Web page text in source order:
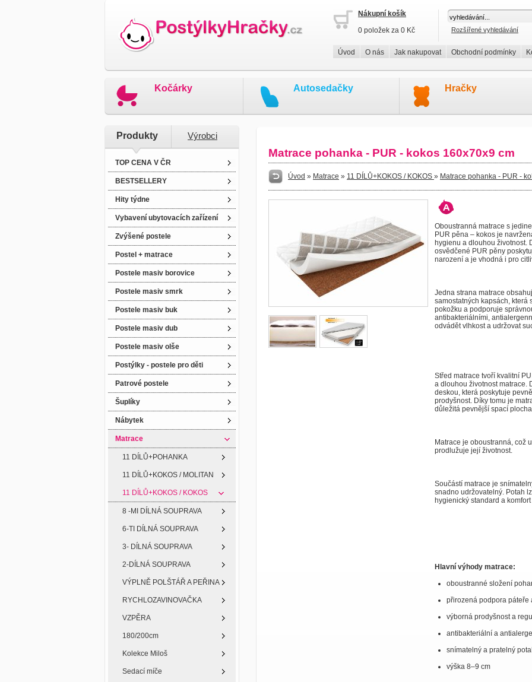
Nákupní košík
0 položek za 0 Kč
Rozšířené vyhledávání
Úvod O nás Jak nakupovat Obchodní podmínky
Kočárky Autosedačky Hračky
Produkty Výrobci
TOP CENA V ČR
BESTSELLERY
Hity týdne
Vybavení ubytovacích zařízení
Zvýšené postele
Postel + matrace
Postele masiv borovice
Postele masiv smrk
Postele masiv buk
Postele masiv dub
Postele masiv olše
Postýlky - postele pro děti
Patrové postele
Šuplíky
Nábytek
Matrace
11 DÍLŮ+POHANKA
11 DÍLŮ+KOKOS / MOLITAN
11 DÍLŮ+KOKOS / KOKOS
8 -MI DÍLNÁ SOUPRAVA
6-TI DÍLNÁ SOUPRAVA
3- DÍLNÁ SOUPRAVA
2-DÍLNÁ SOUPRAVA
VÝPLNĚ POLŠTÁŘ A PEŘINA
RYCHLOZAVINOVAČKA
VZPĚRA
180/200cm
Kolekce Miloš
Sedací míče
Matrace pohanka - PUR - kokos 160x70x9 cm
Úvod » Matrace » 11 DÍLŮ+KOKOS / KOKOS » Matrace pohanka - PUR -
Oboustranná matrace s
PUR pěna – kokos je
hygienu a dlouhou životnost.
osvědčené PUR pěny
narození a je vhodná i pro
Jedna strana matrace
samostatných kapsách,
pokožku a podporuje
antibakteriálními,
odvádět vlhkost a udržovat
Střed matrace tvoří kvalitní
a dlouhou životnost matrace.
deskou, která poskytuje
prodyšnost. Díky tomu je
důležitá pevnější spací
Matrace je oboustranná, což
prodlužuje její životnost.
Součástí matrace je
snadno udržovatelný. Potah
hygienický standard a
Hlavní výhody matrace:
oboustranné složení
přirozená podpora páteře
výborná prodyšnost a
antibakteriální a
snímatelný a pratelný
výška 8–9 cm